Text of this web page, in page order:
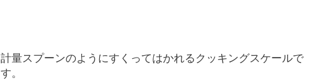
計量スプーンのようにすくってはかれるクッキングスケールで
す。